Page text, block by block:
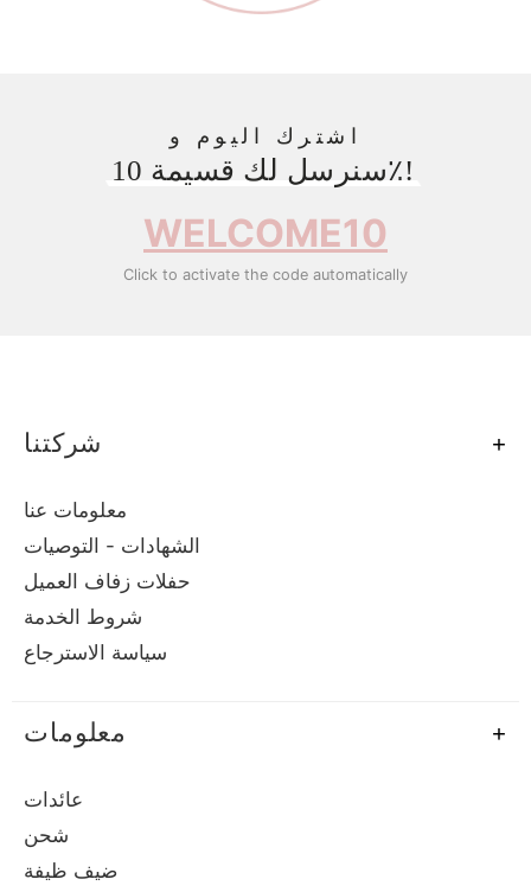
اشترك اليوم و
سنرسل لك قسيمة 10٪!
WELCOME10
Click to activate the code automatically
شركتنا
معلومات عنا
الشهادات - التوصيات
حفلات زفاف العميل
شروط الخدمة
سياسة الاسترجاع
معلومات
عائدات
شحن
ضيف ظيفة